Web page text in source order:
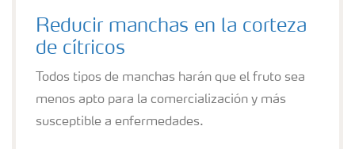
Reducir manchas en la corteza
de cítricos
Todos tipos de manchas harán que el fruto sea
menos apto para la comercialización y más
susceptible a enfermedades.